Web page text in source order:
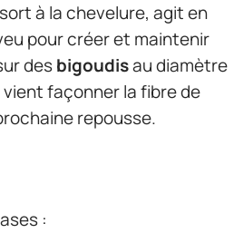
à la chevelure, agit en
pour créer et maintenir
desbigoudisau diamètre
façonner la fibre de
repousse.
: